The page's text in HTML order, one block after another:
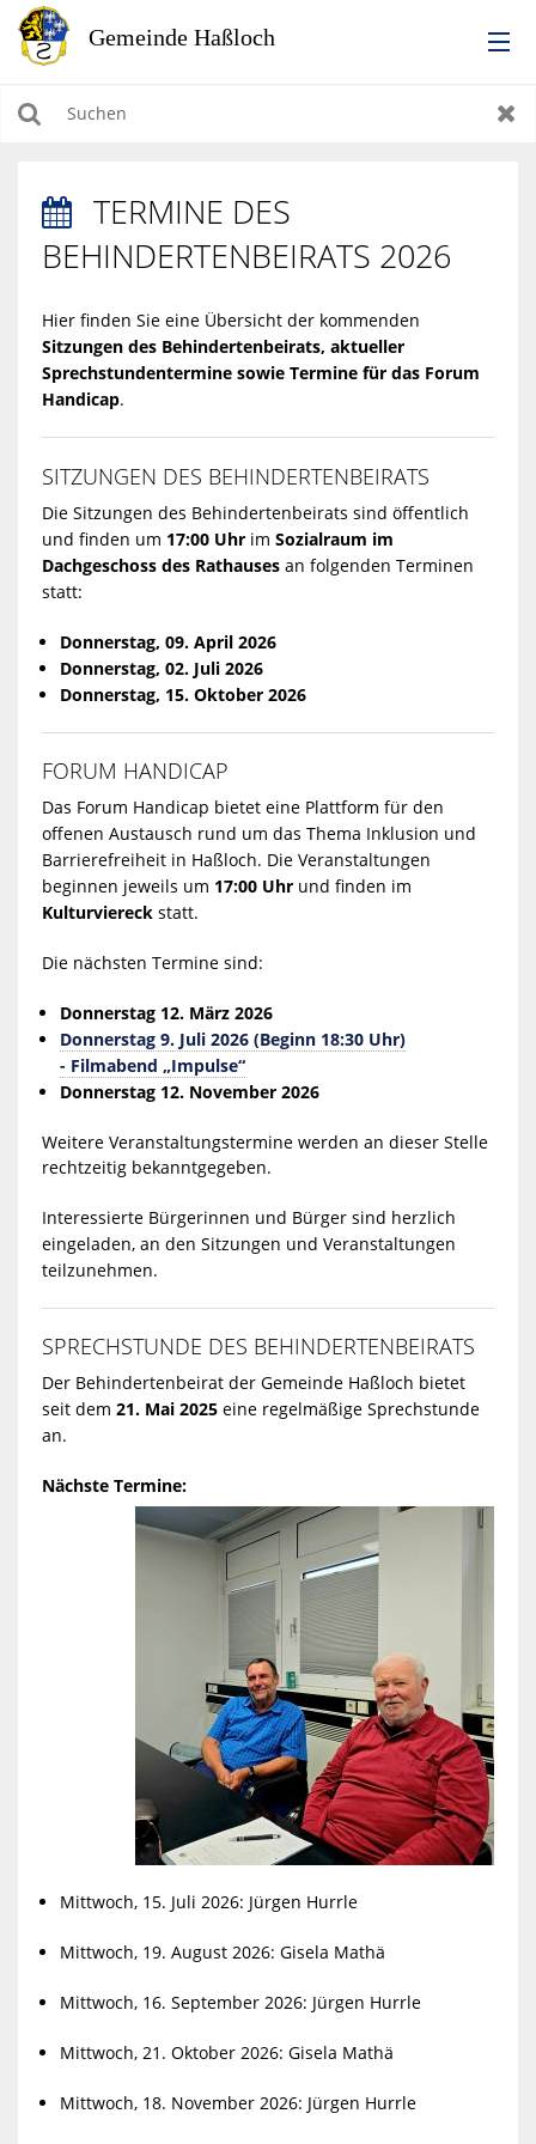
RATHAUS
BILDUNG & KULTUR
WIRTSCHAFTEN, BAUEN, WOHNEN & UMWELT
TOURISMUS

TERMINE DES
BEHINDERTENBEIRATS 2026
Hier finden Sie eine Übersicht der kommenden
Sitzungen des Behindertenbeirats, aktueller
Sprechstundentermine sowie Termine für das Forum
Handicap.
SITZUNGEN DES BEHINDERTENBEIRATS
Die Sitzungen des Behindertenbeirats sind öffentlich
und finden um 17:00 Uhrim Sozialraum im
Dachgeschoss des Rathausesan folgenden Terminen
statt:
Donnerstag, 09. April 2026
Donnerstag, 02. Juli 2026
Donnerstag, 15. Oktober 2026
FORUM HANDICAP
Das Forum Handicap bietet eine Plattform für den
offenen Austausch rund um das Thema Inklusion und
Barrierefreiheit in Haßloch. Die Veranstaltungen
beginnen jeweils um 17:00 Uhrund finden im
Kulturviereck statt.
Die nächsten Termine sind:
Donnerstag 12. März 2026
Donnerstag 9. Juli 2026(Beginn 18:30 Uhr)
- Filmabend „Impulse“
Donnerstag 12. November 2026
Weitere Veranstaltungstermine werden an dieser Stelle
rechtzeitig bekanntgegeben.
Interessierte Bürgerinnen und Bürger sind herzlich
eingeladen, an den Sitzungen und Veranstaltungen
teilzunehmen.
SPRECHSTUNDE DES BEHINDERTENBEIRATS
Der Behindertenbeirat der Gemeinde Haßloch bietet
seit dem 21. Mai 2025eine regelmäßige Sprechstunde
an.
Nächste Termine:
Mittwoch, 15. Juli 2026: Jürgen Hurrle
Mittwoch, 19. August 2026: Gisela Mathä
Mittwoch, 16. September 2026: Jürgen Hurrle
Mittwoch, 21. Oktober 2026: Gisela Mathä
Mittwoch, 18. November 2026: Jürgen Hurrle